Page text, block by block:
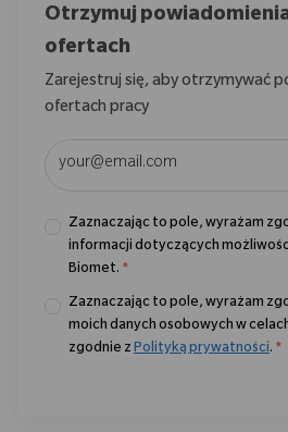
Otrzymuj
ofertach
Zarejestruj się, aby otrzymywać
ofertach pracy
Zaznaczając to pole, wyrażam
informacji dotyczących
Biomet. *
Zaznaczając to pole, wyrażam
moich danych osobowych w
zgodnie z Polityką prywatności. *